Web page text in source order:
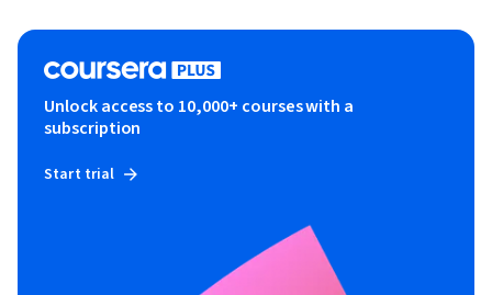
Unlock access to 10,000+ courses with a
subscription
Start trial